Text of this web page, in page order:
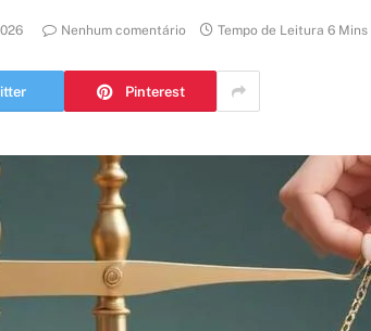
Nenhum comentário Tempo de Leitura 6 Mins
Pinterest